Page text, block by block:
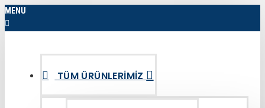
MENU
TÜM ÜRÜNLERIMIZ